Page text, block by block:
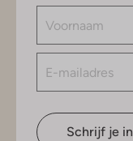
Schrijf je in